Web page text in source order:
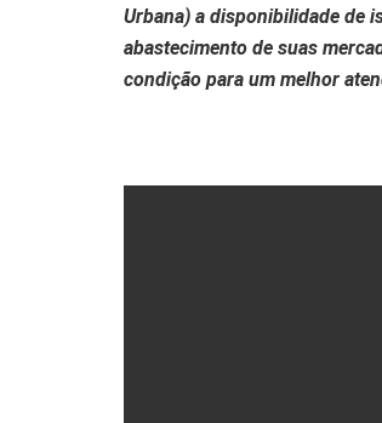
Urbana) a disponibilidade de
abastecimento de suas
condição para um melhor